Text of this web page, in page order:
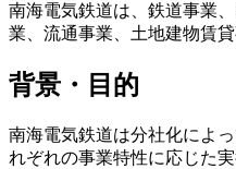
南海電気鉄道は、鉄道事業
業、流通事業、土地建物賃貸
背景・目的
南海電気鉄道は分社化によ
れぞれの事業特性に応じた